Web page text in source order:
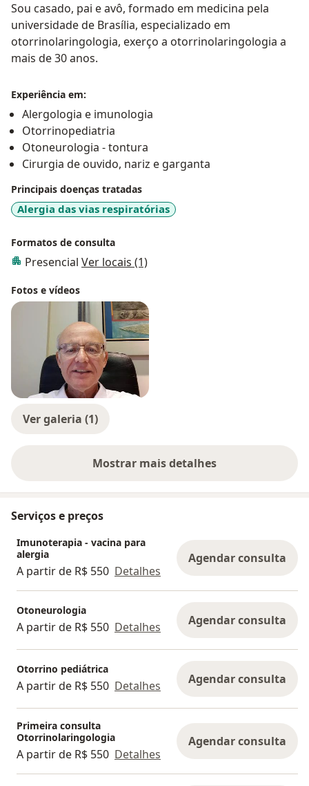
Sou casado, pai e avô, formado em medicina pela
universidade de Brasília, especializado em
otorrinolaringologia, exerço a otorrinolaringologia a
mais de 30 anos.
Experiência em:
Alergologia e imunologia
Otorrinopediatria
Otoneurologia - tontura
Cirurgia de ouvido, nariz e garganta
Principais doenças tratadas
Alergia das vias respiratórias
Formatos de consulta
Presencial Ver locais (1)
Fotos e vídeos
Ver galeria (1)
Mostrar mais detalhes
sobre a experiência
Serviços e preços
Imunoterapia - vacina para
alergia
A partir de R$ 550 Detalhes
Agendar consulta
Otoneurologia
A partir de R$ 550 Detalhes Agendar consulta
Otorrino pediátrica
A partir de R$ 550 Detalhes Agendar consulta
Primeira consulta
Otorrinolaringologia
A partir de R$ 550 Detalhes
Agendar consulta